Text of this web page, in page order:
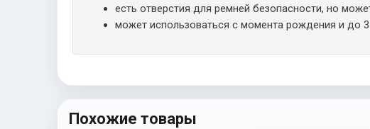
есть отверстия для ремней безопасности, но
может использоваться с момента рождения и до
Похожие товары